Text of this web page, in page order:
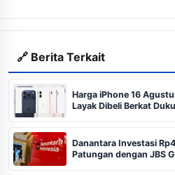
🔗 Berita Terkait
Harga iPhone 16
Layak Dibeli Berkat
Danantara Investasi
Patungan dengan JBS